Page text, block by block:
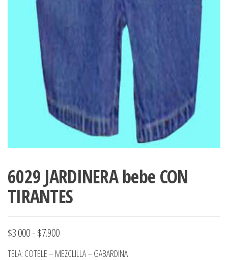
6029 JARDINERA bebe CON
TIRANTES
$3.000- $7.900Rango
de
TELA: COTELE – MEZCLILLA – GABARDINA